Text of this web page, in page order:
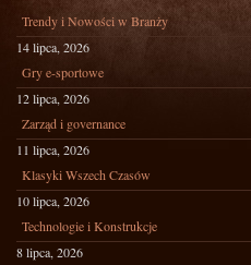
Trendy i Nowości w Branży
14 lipca, 2026
Gry e-sportowe
12 lipca, 2026
Zarząd i governance
11 lipca, 2026
Klasyki Wszech Czasów
10 lipca, 2026
Technologie i Konstrukcje
8 lipca, 2026